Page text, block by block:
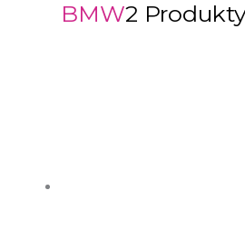
BMW2